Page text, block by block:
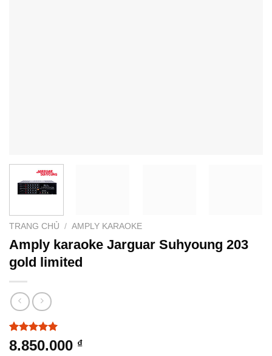
TRANG CHỦ / AMPLY KARAOKE
Amply karaoke Jarguar Suhyoung 203
gold limited
5.00trên 5
dựa trên
3
8.850.000 ₫